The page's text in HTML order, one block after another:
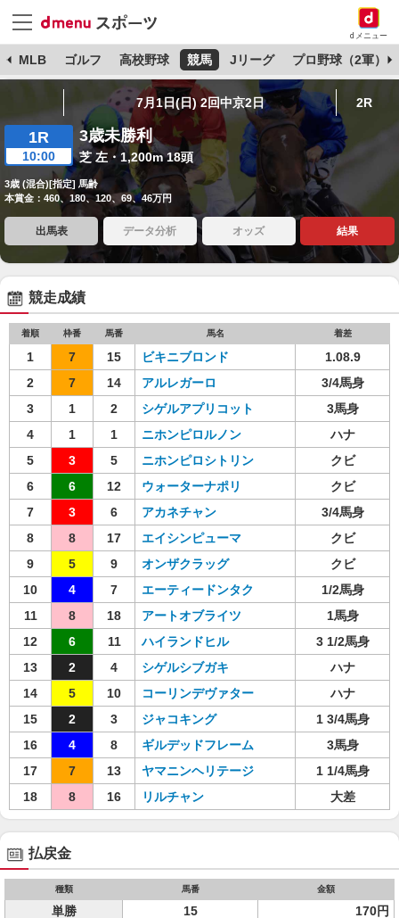
dメニュー
MLB ゴルフ 高校野球 競馬 Jリーグ プロ野球（2軍）
7月1日(日) 2回中京2日 2R
1R
10:00
3歳未勝利
芝 左・1,200m 18頭
3歳 (混合)[指定] 馬齢
本賞金：460、180、120、69、46万円
出馬表 データ分析 オッズ 結果
競走成績
着順 枠番 馬番 馬名 着差
1 7 15 ビキニブロンド
1.08.9
2
7 14 アルレガーロ
3/4馬身
3
1 2 シゲルアプリコット
3馬身
4
1 1 ニホンピロルノン
ハナ
5
3 5 ニホンピロシトリン
クビ
6
6 12 ウォーターナポリ
クビ
7
3 6 アカネチャン
3/4馬身
8
8 17 エイシンピューマ
クビ
9
5 9 オンザクラッグ
クビ
10
4 7 エーティードンタク
1/2馬身
11
8 18 アートオブライツ
1馬身
12
6 11 ハイランドヒル
3 1/2馬身
13
2 4 シゲルシブガキ
ハナ
14
5 10 コーリンデヴァター
ハナ
15
2 3 ジャコキング
1 3/4馬身
16
4 8 ギルデッドフレーム
3馬身
17
7 13 ヤマニンヘリテージ
1 1/4馬身
18
8 16 リルチャン 大差
払戻金
種類 馬番 金額
単勝 15 170円